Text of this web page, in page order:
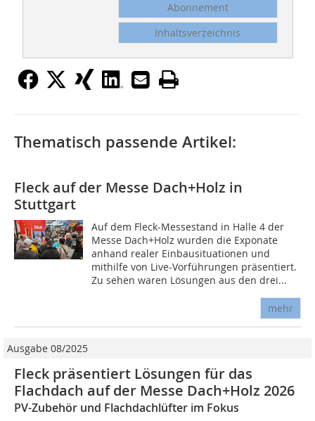
Abonnement
Inhaltsverzeichnis
Thematisch passende Artikel:
Fleck auf der Messe Dach+Holz in
Stuttgart
Auf dem Fleck-Messestand in Halle 4 der
Messe Dach+Holz wurden die Exponate
anhand realer Einbausituationen und
mithilfe von Live-Vorführungen präsentiert.
Zu sehen waren Lösungen aus den drei...
mehr
Ausgabe 08/2025
Fleck präsentiert Lösungen für das
Flachdach auf der Messe Dach+Holz 2026
PV-Zubehör und Flachdachlüfter im Fokus